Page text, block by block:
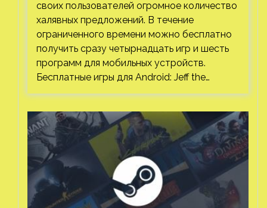
своих пользователей огромное количество
халявных предложений. В течение
ограниченного времени можно бесплатно
получить сразу четырнадцать игр и шесть
программ для мобильных устройств.
Бесплатные игры для Android: Jeff the…